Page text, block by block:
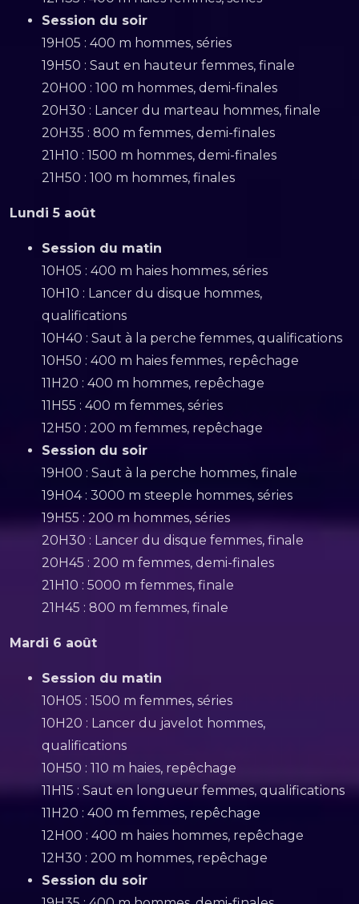
Session du soir
19H05 : 400 m hommes, séries
19H50 : Saut en hauteur femmes, finale
20H00 : 100 m hommes, demi-finales
20H30 : Lancer du marteau hommes, finale
20H35 : 800 m femmes, demi-finales
21H10 : 1500 m hommes, demi-finales
21H50 : 100 m hommes, finales
Lundi 5 août
Session du matin
10H05 : 400 m haies hommes, séries
10H10 : Lancer du disque hommes,
qualifications
10H40 : Saut à la perche femmes, qualifications
10H50 : 400 m haies femmes, repêchage
11H20 : 400 m hommes, repêchage
11H55 : 400 m femmes, séries
12H50 : 200 m femmes, repêchage
Session du soir
19H00 : Saut à la perche hommes, finale
19H04 : 3000 m steeple hommes, séries
19H55 : 200 m hommes, séries
20H30 : Lancer du disque femmes, finale
20H45 : 200 m femmes, demi-finales
21H10 : 5000 m femmes, finale
21H45 : 800 m femmes, finale
Mardi 6 août
Session du matin
10H05 : 1500 m femmes, séries
10H20 : Lancer du javelot hommes,
qualifications
10H50 : 110 m haies, repêchage
11H15 : Saut en longueur femmes, qualifications
11H20 : 400 m femmes, repêchage
12H00 : 400 m haies hommes, repêchage
12H30 : 200 m hommes, repêchage
Session du soir